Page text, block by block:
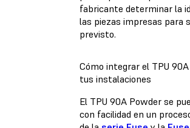
fabricante determinar la
las piezas impresas para
previsto.
Cómo integrar el TPU
tus instalaciones
El TPU 90A Powder se
con facilidad en un